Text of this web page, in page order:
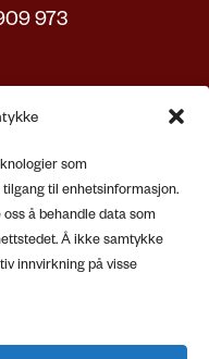
som
til enhetsinformasjon.
å behandle data som
Å ikke samtykke
innvirkning på visse
973